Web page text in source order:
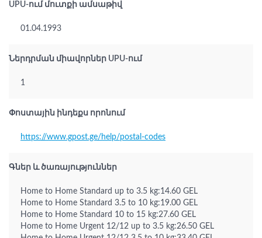
UPU-ում մուտքի ամսաթիվ
01.04.1993
Ներդրման միավորներ UPU-ում
1
Փոստային ինդեքս որոնում
https://www.gpost.ge/help/postal-codes
Գներ և ծառայություններ
Home to Home Standard up to 3.5 kg:14.60 GEL
Home to Home Standard 3.5 to 10 kg:19.00 GEL
Home to Home Standard 10 to 15 kg:27.60 GEL
Home to Home Urgent 12/12 up to 3.5 kg:26.50 GEL